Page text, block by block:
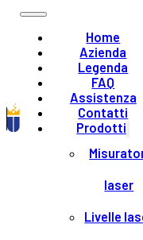
Home
Azienda
Legenda
FAQ
Assistenza
Contatti
Prodotti
laser
Livelle